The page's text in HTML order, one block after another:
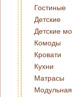
Гостиные
Детские
Детские
Комоды
Кровати
Кухни
Матрасы